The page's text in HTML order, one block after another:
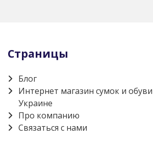
Страницы
Блог
Интернет магазин сумок и
Украине
Про компанию
Связаться с нами